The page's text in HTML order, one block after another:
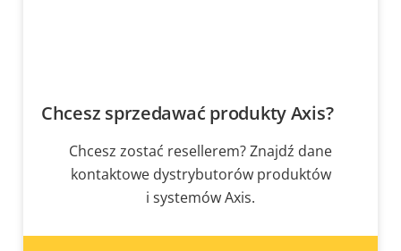
Chcesz sprzedawać produkty Axis?
Chcesz zostać resellerem? Znajdź dane
kontaktowe dystrybutorów produktów
i systemów Axis.